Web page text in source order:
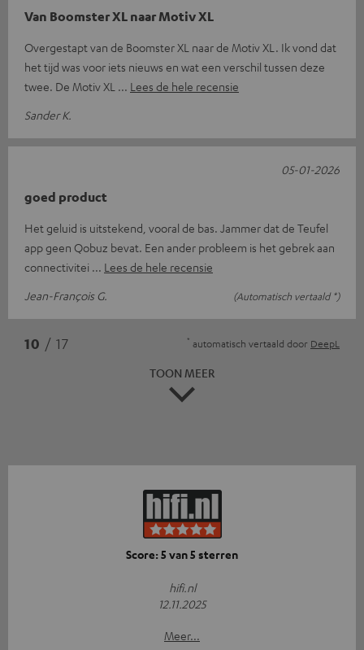
Van Boomster XL naar Motiv XL
Overgestapt van de Boomster XL naar de Motiv XL. Ik vond dat
het tijd was voor iets nieuws en wat een verschil tussen deze
twee. De Motiv XL
Lees de hele recensie
Sander K.
goed product
Het geluid is uitstekend, vooral de bas. Jammer dat de Teufel
app geen Qobuz bevat. Een ander probleem is het gebrek aan
connectivitei
Lees de hele recensie
Jean-François G.
(Automatisch vertaald *)
05-01-2026
10 / 17 * automatisch vertaald door DeepL
TOON MEER
Score: 5 van 5 sterren
hifi.nl
12.11.2025
Meer...